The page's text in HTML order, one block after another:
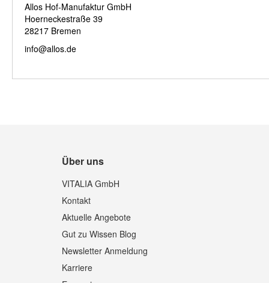
Allos Hof-Manufaktur GmbH
Hoerneckestraße 39
28217 Bremen
info@allos.de
Über uns
VITALIA GmbH
Kontakt
Aktuelle Angebote
Gut zu Wissen Blog
Newsletter Anmeldung
Karriere